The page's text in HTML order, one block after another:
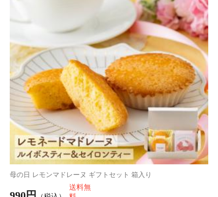
母の日 リッチリーフカヌレ+紅茶ギフトセット
1,990円（税込）
送料無
料
19P
(1.0%)